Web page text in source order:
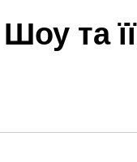
та її